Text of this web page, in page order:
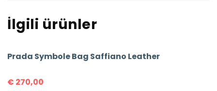
İlgili ürünler
Prada Symbole Bag Saffiano Leather
€ 270,00